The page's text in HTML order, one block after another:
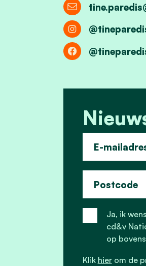
E-
Postcode
Ja, ik
cd&v
op
Klik hierom de